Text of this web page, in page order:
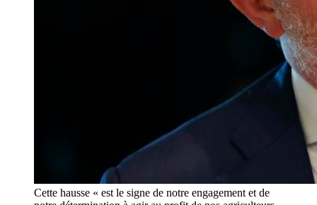
Cette hausse « est le signe de notre engagement et de